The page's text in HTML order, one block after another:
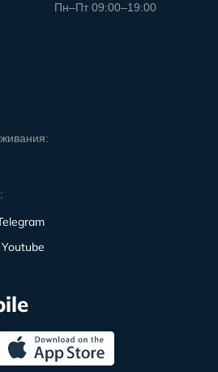
Пн–Пт 09:00–19:00
Youtube